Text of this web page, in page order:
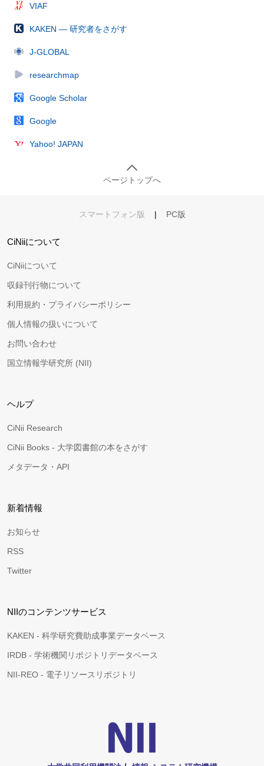
VIAF
KAKEN — 研究者をさがす
J-GLOBAL
researchmap
Google Scholar
Google
Yahoo! JAPAN
ページトップへ
スマートフォン版 | PC版
CiNiiについて
CiNiiについて
収録刊行物について
利用規約・プライバシーポリシー
個人情報の扱いについて
お問い合わせ
国立情報学研究所 (NII)
ヘルプ
CiNii Research
CiNii Books - 大学図書館の本をさがす
メタデータ・API
新着情報
お知らせ
RSS
Twitter
NIIのコンテンツサービス
KAKEN - 科学研究費助成事業データベース
IRDB - 学術機関リポジトリデータベース
NII-REO - 電子リソースリポジトリ